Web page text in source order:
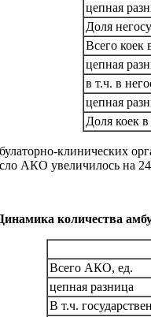
цепная
Доля
Всего коек
цепная
в т.ч. в
цепная
Доля коек
клинических
АКО увеличилось на
количества
Всего АКО, ед.
цепная разница
В т.ч.